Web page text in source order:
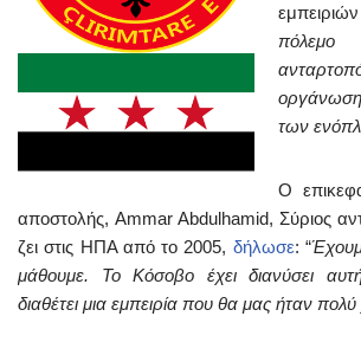
πόλεμο
των
Ο
αποστολής, Ammar Abdulhamid, Σύριος
ζει στις ΗΠΑ από το 2005, δήλωσε: “
μάθουμε. Το Κόσοβο έχει διανύσει
διαθέτει μια εμπειρία που θα μας ήταν